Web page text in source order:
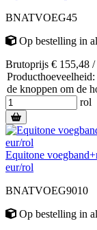
BNATVOEG45
Op bestelling in
Brutoprijs € 155,48 /
de knoppen om de
rol
Equitone
eur/rol
BNATVOEG9010
Op bestelling in